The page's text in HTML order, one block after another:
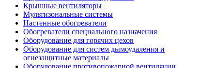
Крышные вентиляторы
Мультизональные системы
Настенные обогреватели
Обогреватели специального назначения
Оборудование для горячих цехов
Оборудование для систем дымоудаления и
огнезащитные материалы
Оборудование противопожарной вентиляции